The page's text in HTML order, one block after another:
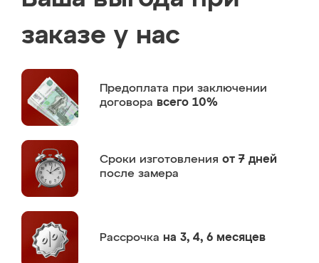
заказе у нас
Предоплата при заключении
договора всего 10%
Сроки изготовления от 7 дней
после замера
Рассрочка на 3, 4, 6 месяцев